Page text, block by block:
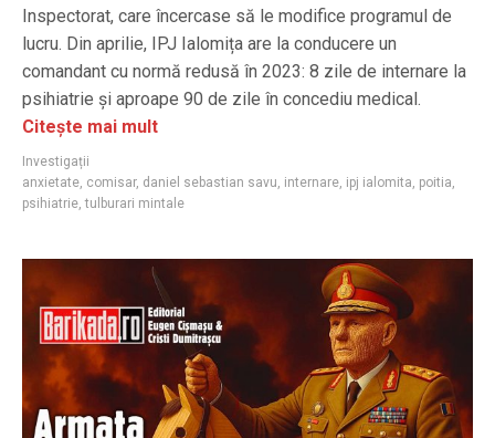
Inspectorat, care încercase să le modifice programul de
lucru. Din aprilie, IPJ Ialomița are la conducere un
comandant cu normă redusă în 2023: 8 zile de internare la
psihiatrie și aproape 90 de zile în concediu medical.
Citește mai mult
Investigații
anxietate, comisar, daniel sebastian savu, internare, ipj ialomita, poitia,
psihiatrie,tulburari mintale